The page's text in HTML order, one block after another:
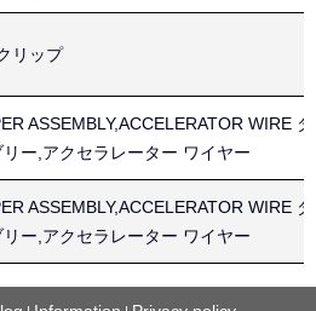
リップ
ASSEMBLY,ACCELERATOR WIRE
リー,アクセラレーター ワイヤー
ASSEMBLY,ACCELERATOR WIRE
リー,アクセラレーター ワイヤー